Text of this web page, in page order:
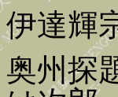
伊達輝
奥州探